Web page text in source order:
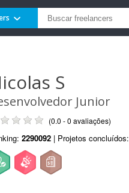
S
Junior
(0.0 - 0 avaliações)
2290092 | Projetos concluídos: